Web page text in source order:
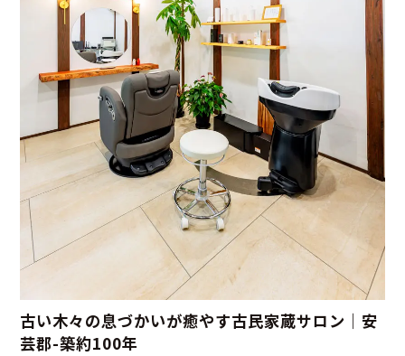
古い木々の息づかいが癒やす古民家蔵サロン｜安
芸郡-築約100年